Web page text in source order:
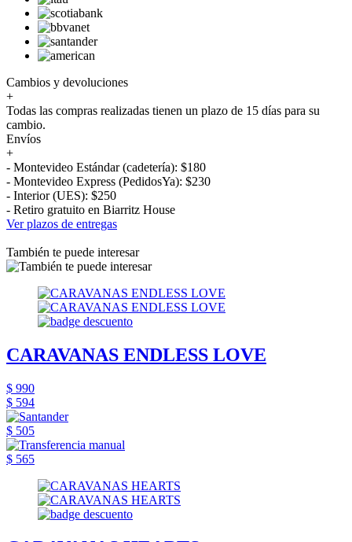
Cambios y devoluciones
+
Todas las compras realizadas tienen un plazo de 15 días para su
cambio.
Envíos
+
- Montevideo Estándar (cadetería): $180
- Montevideo Express (PedidosYa): $230
- Interior (UES): $250
- Retiro gratuito en Biarritz House
Ver plazos de entregas
También te puede interesar
CARAVANAS ENDLESS LOVE
$ 990
$ 594
$ 505
$ 565